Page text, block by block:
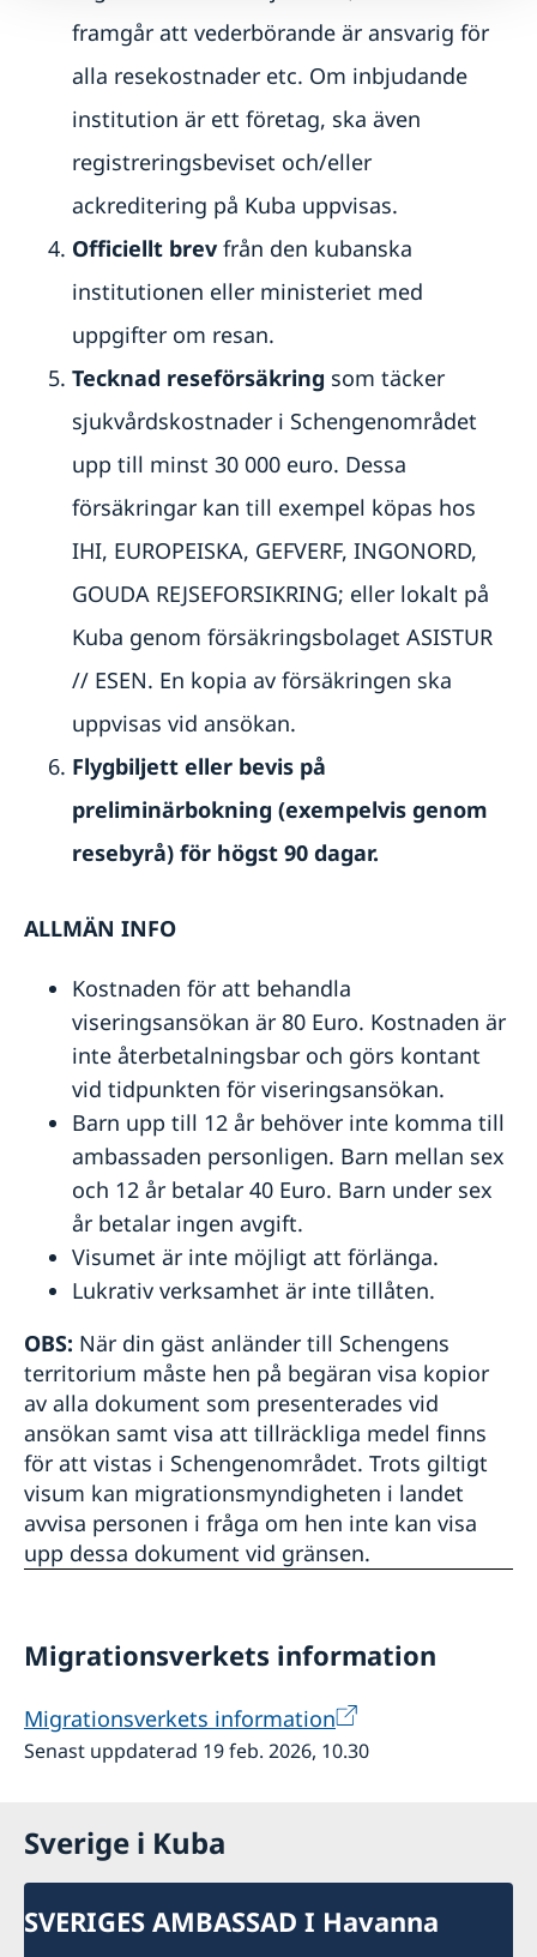
framgår att vederbörande är ansvarig för
alla resekostnader etc. Om inbjudande
institution är ett företag, ska även
registreringsbeviset och/eller
ackreditering på Kuba uppvisas.
Officiellt brevfrån den kubanska
institutionen eller ministeriet med
uppgifter om resan.
Tecknad reseförsäkring som täcker
sjukvårdskostnader i Schengenområdet
upp till minst 30 000 euro. Dessa
försäkringar kan till exempel köpas hos
IHI, EUROPEISKA, GEFVERF, INGONORD,
GOUDA REJSEFORSIKRING; eller lokalt på
Kuba genom försäkringsbolaget ASISTUR
// ESEN. En kopia av försäkringen ska
uppvisas vid ansökan.
Flygbiljett eller bevis på
preliminärbokning (exempelvis genom
resebyrå) för högst 90 dagar.
ALLMÄN INFO
Kostnaden för att behandla
viseringsansökan är 80 Euro. Kostnaden är
inte återbetalningsbar och görs kontant
vid tidpunkten för viseringsansökan.
Barn upp till 12 år behöver inte komma till
ambassaden personligen. Barn mellan sex
och 12 år betalar 40 Euro. Barn under sex
år betalar ingen avgift.
Visumet är inte möjligt att förlänga.
Lukrativ verksamhet är inte tillåten.
OBS: När din gäst anländer till Schengens
territorium måste hen på begäran visa kopior
av alla dokument som presenterades vid
ansökan samt visa att tillräckliga medel finns
för att vistas i Schengenområdet. Trots giltigt
visum kan migrationsmyndigheten i landet
avvisa personen i fråga om hen inte kan visa
upp dessa dokument vid gränsen.
Migrationsverkets information
Migrationsverkets information
Senast uppdaterad 19 feb. 2026, 10.30
Sverige i Kuba
SVERIGES AMBASSAD I Havanna